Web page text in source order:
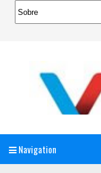
Navigation